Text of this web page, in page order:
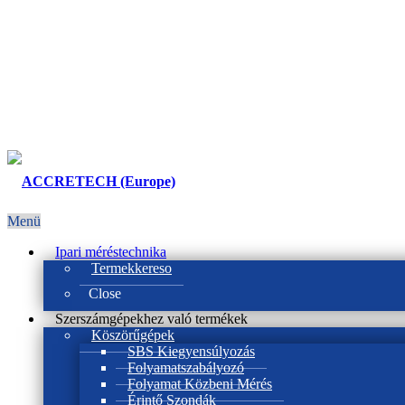
Menü
Ipari méréstechnika
Termekkereso
Close
Szerszámgépekhez való termékek
Köszörűgépek
SBS Kiegyensúlyozás
Folyamatszabályozó
Folyamat Közbeni Mérés
Érintő Szondák